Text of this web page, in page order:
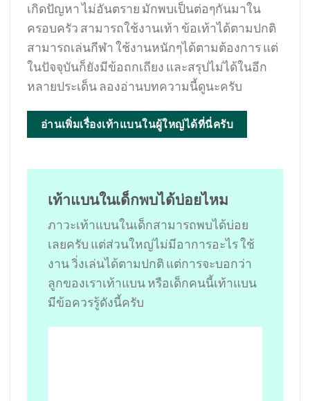
เกิดปัญหา ไม่อันตราย มักพบเป็นต่อๆกันมาใน
ครอบครัว สามารถใช้งานเท้า ข้อเท้าได้ตามปกติ
สามารถเล่นกีฬา ใช้งานหนักๆได้ตามต้องการ แต่
ในปัจจุบันก็ยังมีข้อถกเถียง และสรุปไม่ได้ในอีก
หลายประเด็น ลองอ่านบทความนี้ดูนะครับ
อ่านเพิ่มเรื่องเท้าแบนในผู้ใหญ่ได้ที่นี่ครับ
เท้าแบนในเด็กพบได้บ่อยไหม
ภาวะเท้าแบนในเด็กสามารถพบได้บ่อย
เลยครับ แต่ส่วนใหญ่ไม่มีอาการอะไร ใช้
งาน วิ่งเล่นได้ตามปกติ แต่การจะบอกว่า
ลูกของเราเท้าแบน หรือเด็กคนนี้เท้าแบน
มีข้อควรรู้ดังนี้ครับ